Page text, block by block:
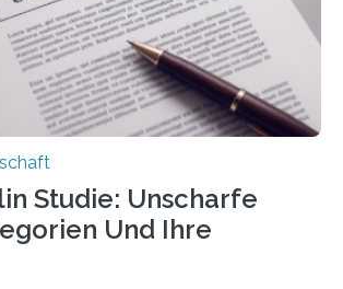
„BACKCamPAIN“ führt die
Jost (Hochschule Bochum,
NRW) derzeit eine Online-Umfrage
herauszufinden,…
Studie: Unscharfe
Und Ihre